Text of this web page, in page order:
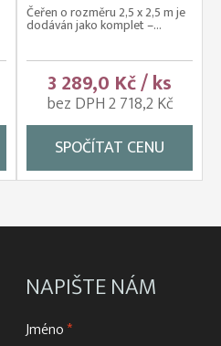
Čeřen o rozměru 2,5 x 2,5 m je
dodáván jako komplet –...
3 289,0 Kč / ks
bez DPH 2 718,2 Kč
SPOČÍTAT CENU
NAPIŠTE NÁM
Jméno*